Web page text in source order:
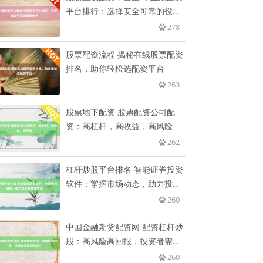
平台排行：选择安全可靠的投资
278
股票配资流程 揭秘在线股票配资
排名，助你轻松选配资平台
263
股票地下配资 股票配资公司配
资：高杠杆，高收益，高风险
262
杠杆炒股平台排名 智能证券投资
软件：掌握市场动态，助力投资
260
中国金融期货配资网 配资杠杆炒
股：高风险高回报，投资者需谨
260